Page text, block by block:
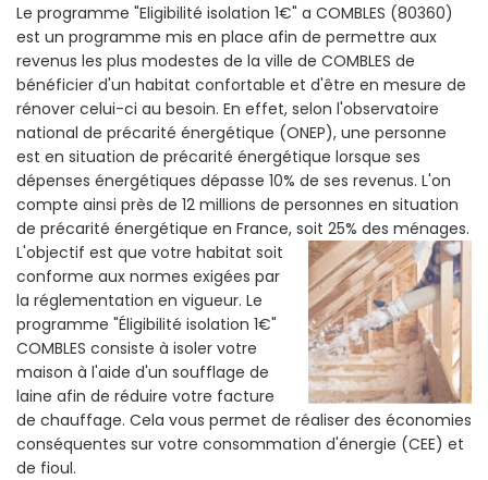
Le programme "Eligibilité isolation 1€" a COMBLES (80360)
est un programme mis en place afin de permettre aux
revenus les plus modestes de la ville de COMBLES de
bénéficier d'un habitat confortable et d'être en mesure de
rénover celui-ci au besoin. En effet, selon l'observatoire
national de précarité énergétique (ONEP), une personne
est en situation de précarité énergétique lorsque ses
dépenses énergétiques dépasse 10% de ses revenus. L'on
compte ainsi près de 12 millions de personnes en situation
de précarité énergétique en France, soit 25% des ménages.
L'objectif est que votre habitat soit
conforme aux normes exigées par
la réglementation en vigueur. Le
programme "Éligibilité isolation 1€"
COMBLES consiste à isoler votre
maison à l'aide d'un soufflage de
laine afin de réduire votre facture
de chauffage. Cela vous permet de réaliser des économies
conséquentes sur votre consommation d'énergie (CEE) et
de fioul.